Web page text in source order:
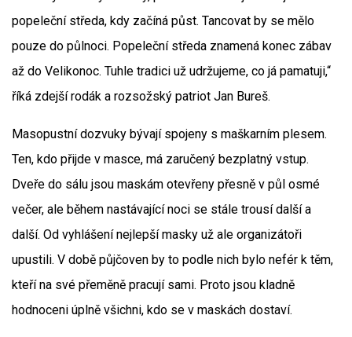
popeleční středa, kdy začíná půst. Tancovat by se mělo
pouze do půlnoci. Popeleční středa znamená konec zábav
až do Velikonoc. Tuhle tradici už udržujeme, co já pamatuji,“
říká zdejší rodák a rozsožský patriot Jan Bureš.
Masopustní dozvuky bývají spojeny s maškarním plesem.
Ten, kdo přijde v masce, má zaručený bezplatný vstup.
Dveře do sálu jsou maskám otevřeny přesně v půl osmé
večer, ale během nastávající noci se stále trousí další a
další. Od vyhlášení nejlepší masky už ale organizátoři
upustili. V době půjčoven by to podle nich bylo nefér k těm,
kteří na své přeměně pracují sami. Proto jsou kladně
hodnoceni úplně všichni, kdo se v maskách dostaví.